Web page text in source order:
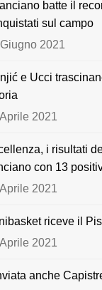
o
k
batte il
sul campo
2021
e Ucci
2021
i risultati
con 13
2021
riceve il
2021
anche